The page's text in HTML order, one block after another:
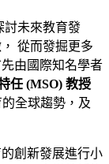
討未來教育發
從而發掘更多
由國際知名學者
任 (MSO) 教授
全球趨勢，及
創新發展進行小